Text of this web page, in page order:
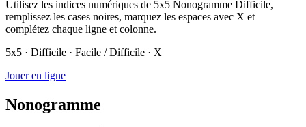
Utilisez les indices numériques de 5x5 Nonogramme Difficile,
remplissez les cases noires, marquez les espaces avec X et
complétez chaque ligne et colonne.
5x5 · Difficile · Facile / Difficile · X
Jouer en ligne
Nonogramme